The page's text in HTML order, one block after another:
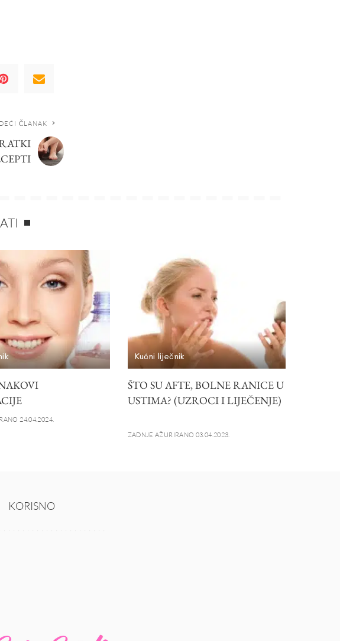
ČLANAK
24.04.2024.
Kućni liječnik
ŠTO SU AFTE, BOLNE RANICE U
USTIMA? (UZROCI I LIJEČENJE)
ZADNJE AŽURIRANO 03.04.2023.
KORISNO